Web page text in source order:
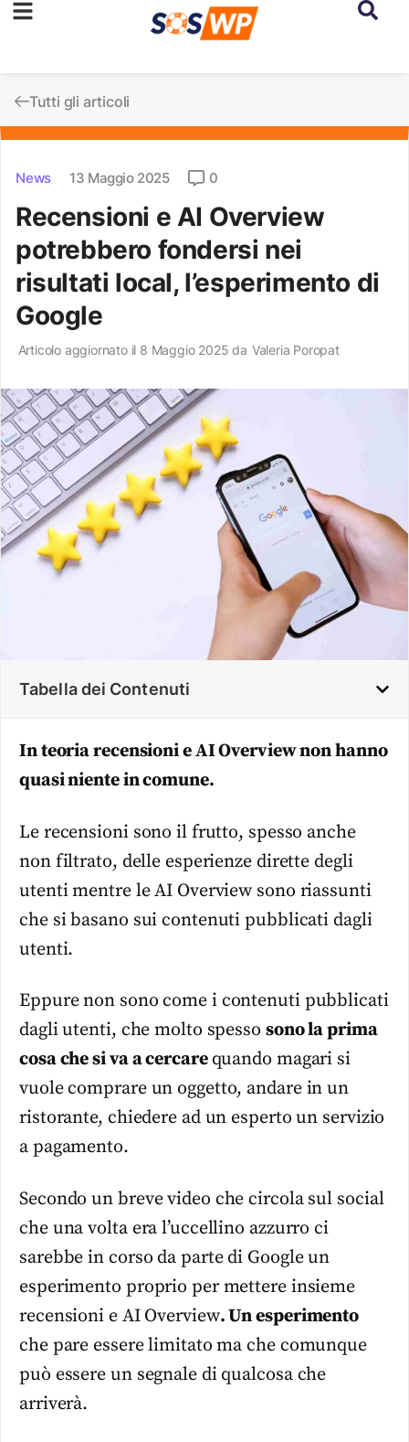
Tutti gli articoli
News 13 Maggio 2025 0
Recensioni e AI Overview
potrebbero fondersi nei
risultati local, l’esperimento di
Google
Articolo aggiornato il 8 Maggio 2025 da Valeria Poropat
Tabella dei Contenuti
In teoria recensioni e AI Overview non hanno
quasi niente in comune.
Le recensioni sono il frutto, spesso anche
non filtrato, delle esperienze dirette degli
utenti mentre le AI Overview sono riassunti
che si basano sui contenuti pubblicati dagli
utenti.
Eppure non sono come i contenuti pubblicati
dagli utenti, che molto spesso sono la prima
cosa che si va a cercare quando magari si
vuole comprare un oggetto, andare in un
ristorante, chiedere ad un esperto un servizio
a pagamento.
Secondo un breve video che circola sul social
che una volta era l’uccellino azzurro ci
sarebbe in corso da parte di Google un
esperimento proprio per mettere insieme
recensioni e AI Overview. Un esperimento
che pare essere limitato ma che comunque
può essere un segnale di qualcosa che
arriverà.